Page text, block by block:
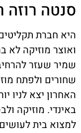
סנטה רוזה
היא חברת
ואוצר מוזיקה לא
שמיר שעזר
שחורים ולפתח
האחרון יצא לניו
באינדי. מוזיקה
למצוא בית